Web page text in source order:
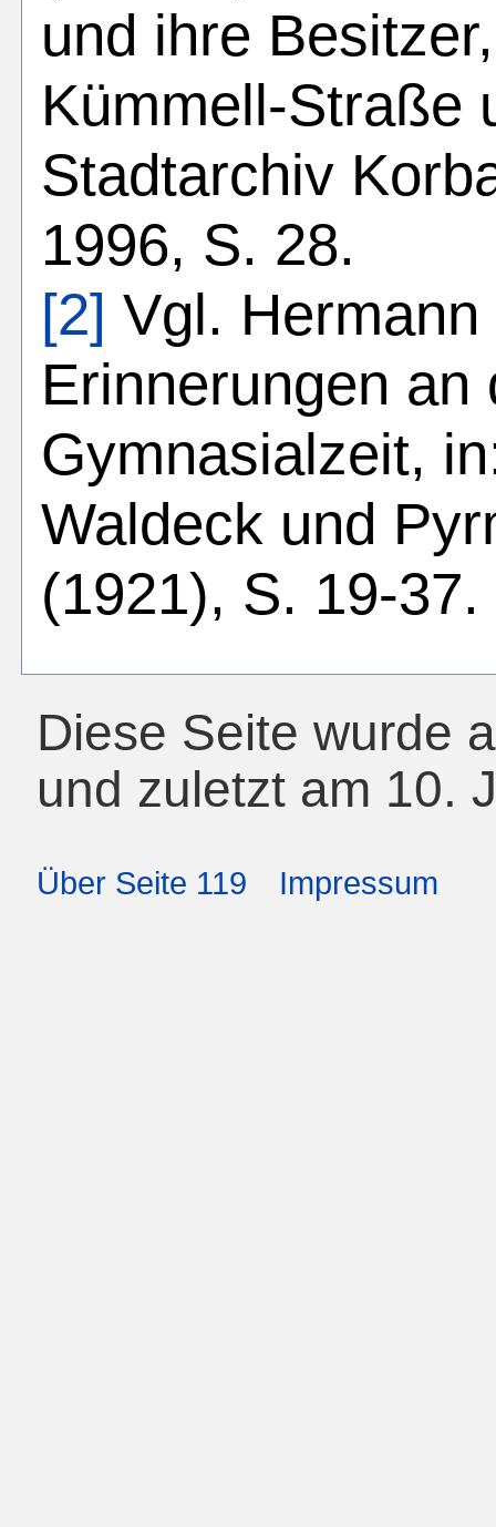
und ihre
Kümmell-Straße
Stadtarchiv
1996, S. 28.
[2] Vgl.
Erinnerungen an
Gymnasialzeit,
Waldeck und
(1921), S. 19-37.
Diese Seite wurde
und zuletzt am 10.
Über Seite 119 Impressum